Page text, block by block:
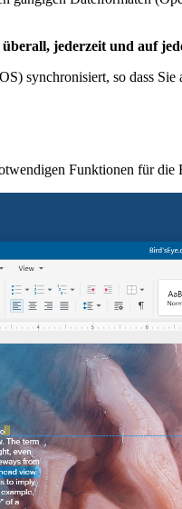
jederzeit und auf
synchronisiert, so dass Sie
Funktionen für die